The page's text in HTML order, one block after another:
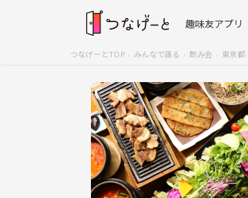
趣味友アプリ
つなげーとTOP みんなで語る 飲み会 東京都